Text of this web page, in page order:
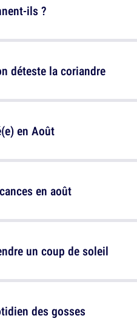
ils ?
en Août
un coup de soleil
déteste la coriandre
en août
des gosses